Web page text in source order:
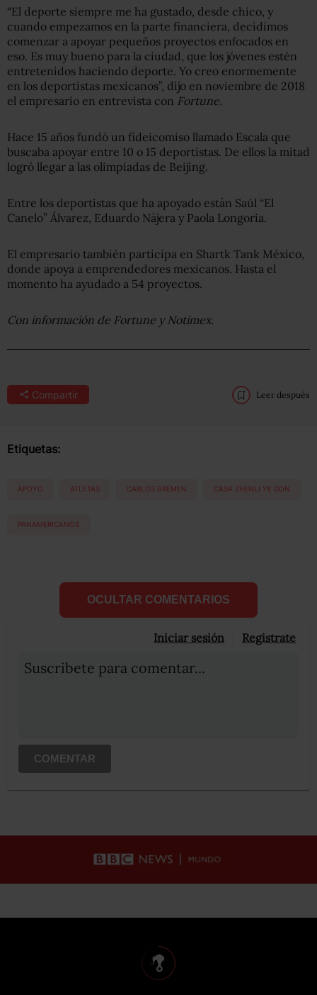
“El deporte siempre me ha gustado, desde chico, y
cuando empezamos en la parte financiera, decidimos
comenzar a apoyar pequeños proyectos enfocados en
eso. Es muy bueno para la ciudad, que los jóvenes estén
entretenidos haciendo deporte. Yo creo enormemente
en los deportistas mexicanos”, dijo en noviembre de 2018
el empresario en entrevista con Fortune.
Hace 15 años fundó un fideicomiso llamado Escala que
buscaba apoyar entre 10 o 15 deportistas. De ellos la mitad
logró llegar a las olimpiadas de Beijing.
Entre los deportistas que ha apoyado están Saúl “El
Canelo” Álvarez, Eduardo Nájera y Paola Longoria.
El empresario también participa en Shartk Tank México,
donde apoya a emprendedores mexicanos. Hasta el
momento ha ayudado a 54 proyectos.
Con información de Fortune y Notimex.
Compartir Leer después
Etiquetas:
APOYO ATLETAS CARLOS BREMEN CASA ZHENLI YE GON
PANAMERICANOS
OCULTAR COMENTARIOS
Iniciar sesión Registrate
Suscribete para comentar...
COMENTAR